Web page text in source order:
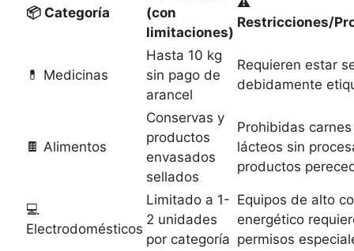
📦 Categoría
(con
limitaciones)
Restricciones/
💊 Medicinas
Hasta 10 kg
sin pago de
arancel
Requieren estar
debidamente
🍫 Alimentos
Conservas y
productos
envasados
sellados
Prohibidas
lácteos sin
productos
💻
Electrodomésticos
Limitado a 1-
2 unidades
por categoría
Equipos de alto
energético
permisos